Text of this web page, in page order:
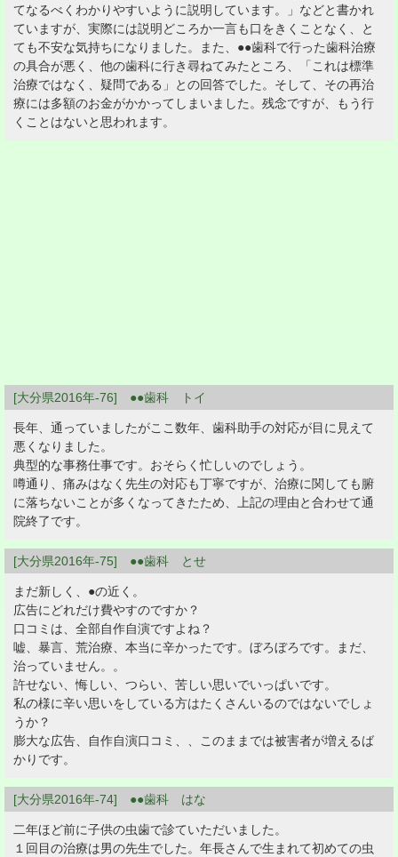
てなるべくわかりやすいように説明しています。」などと書かれ
ていますが、実際には説明どころか一言も口をきくことなく、と
ても不安な気持ちになりました。また、●●歯科で行った歯科治療
の具合が悪く、他の歯科に行き尋ねてみたところ、「これは標準
治療ではなく、疑問である」との回答でした。そして、その再治
療には多額のお金がかかってしまいました。残念ですが、もう行
くことはないと思われます。
[大分県2016年-76] ●●歯科 トイ
長年、通っていましたがここ数年、歯科助手の対応が目に見えて
悪くなりました。
典型的な事務仕事です。おそらく忙しいのでしょう。
噂通り、痛みはなく先生の対応も丁寧ですが、治療に関しても腑
に落ちないことが多くなってきたため、上記の理由と合わせて通
院終了です。
[大分県2016年-75] ●●歯科 とせ
まだ新しく、●の近く。
広告にどれだけ費やすのですか？
口コミは、全部自作自演ですよね？
嘘、暴言、荒治療、本当に辛かったです。ぼろぼろです。まだ、
治っていません。。
許せない、悔しい、つらい、苦しい思いでいっぱいです。
私の様に辛い思いをしている方はたくさんいるのではないでしょ
うか？
膨大な広告、自作自演口コミ、、このままでは被害者が増えるば
かりです。
[大分県2016年-74] ●●歯科 はな
二年ほど前に子供の虫歯で診ていただいました。
１回目の治療は男の先生でした。年長さんで生まれて初めての虫